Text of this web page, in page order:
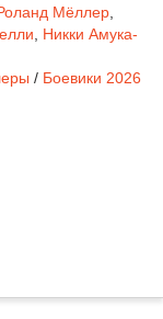
Мёллер
Никки Амука-
/ Боевики 2026